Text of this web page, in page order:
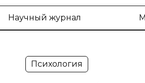
Научный журнал
Психология